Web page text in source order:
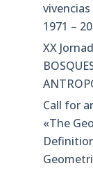
1971 –
XX
Call for
«The